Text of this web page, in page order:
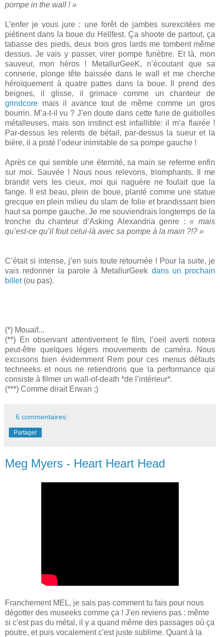
pompe in the wall ! »
L’enfer je vous jure : une forêt de jambes surexcitées me
piétinent dans la boue du Hellfest. Ça shoote de partout, ça
tabasse des pieds, deux trois gros lards me tombent même
dessus. Je vais y passer, virer pompe funèbre. Et là, mon
sauveur, mon héros ! MetallurGeeK, n’écoutant que sa
connerie, plonge tête baissée dans le wall et me cherche
héroïquement à quatre pattes dans la boue. Il prend des
beignes, il glisse, il grimace comme un chanteur de
grindcore mais il avance tout de même comme un gros
bourrin. M’a-t-il vu ? J’en doute dans cette furie de guibolles
métalleuses, mais son instinct est infaillible: il m’a flairée !
Par-dessus les relents de bétail, par-dessus la sueur et la
bière, il a pisté l’odeur inimitable de sa pompe gauche !
Après ce qui semble une éternité, sa main se referme enfin
sur moi. Sauvée ! Nous nous relevons, triomphants. Il me
brandit vers les cieux, moi qui naguère ne foulait que la
fange. Il est beau, plein de boue, planté comme une statue
grecque en plein milieu du slam de folie et brandissant bien
haut sa pompe gauche. Je me souviendrais longtemps de la
tronche du chanteur d’Asking Alexandria genre :« mais
qu’est-ce qu’il fout celui-là avec sa pompe à la main ?!? »
C’était si intense, j’en suis toute retournée ! Pour la suite, je
vais redonner la parole à MetallurGeek dans un prochain
billet(ou pas).
(*) Mouaif...
(**) En observant attentivement le film, l’oeil averti notera
peut-être quelques légers mouvements de caméra. Nous
excusons bien évidemment Rem pour ces menus défauts
techneeks et nous ne retiendrons que la performance qui
consiste à filmer un wall-of-death *de l’intérieur*.
(***) Comme dirait Erwan ;)
6 commentaires:
Partager
Meg Myers - Heart Heart Head
Franchement MEL, je sais pas comment tu fais pour nous
dégotter des museeks comme ça ! J'en reviens pas : même
si c'est pas du métal, il y a quand même des passages où ça
poutre, et puis vocalement c'est juste sublime. Quant à la